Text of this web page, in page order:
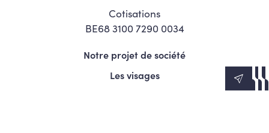
Cotisations
BE68 3100 7290 0034
Notre projet de société
Les visages